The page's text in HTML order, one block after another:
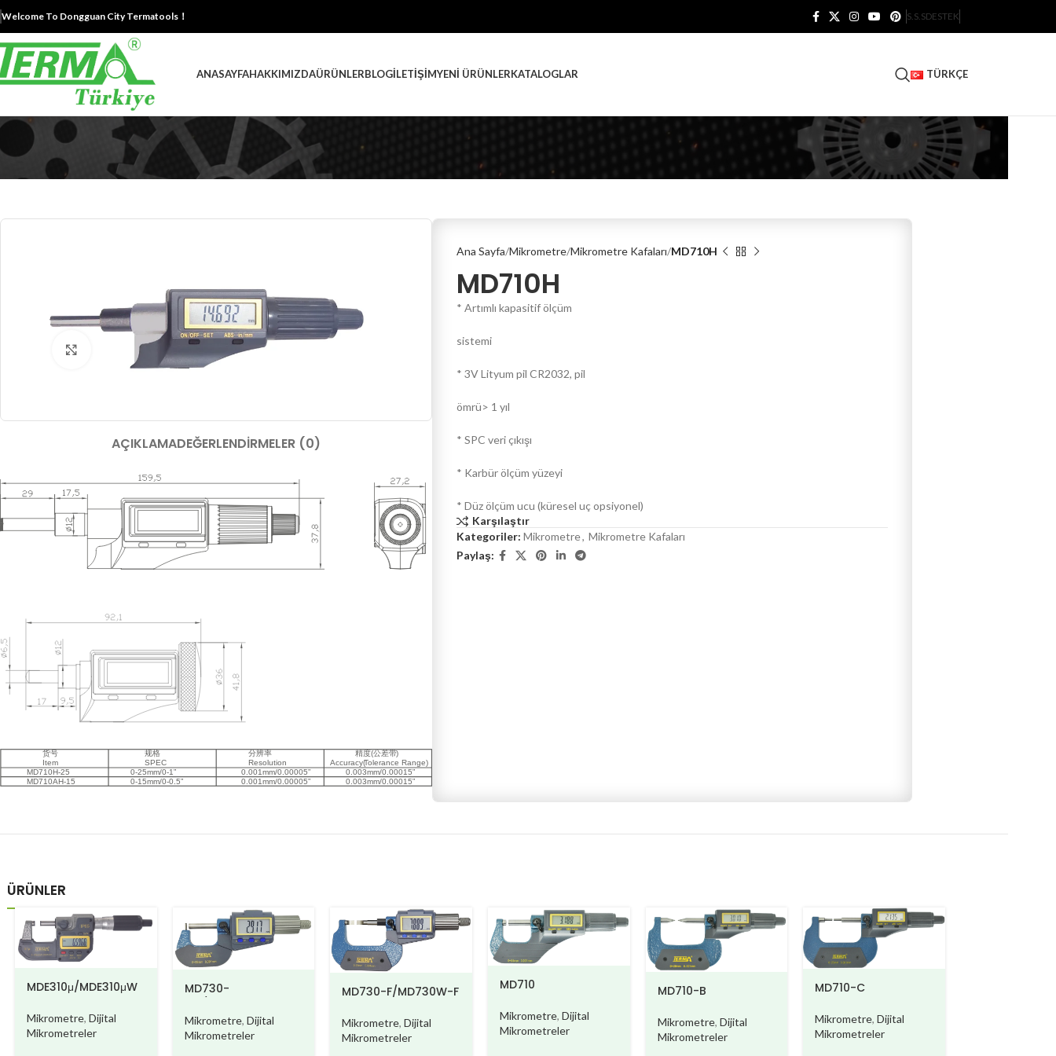
Welcome To Dongguan City Termatools！ S.S.SDESTEK
ANASAYFAHAKKIMIZDAÜRÜNLERBLOGİLETIŞIMYENI ÜRÜNLERKATALOGLAR TÜRKÇE
Büyütmek için tıklayın
AÇIKLAMADEĞERLENDIRMELER (0)
Ana Sayfa Mikrometre Mikrometre Kafaları MD710H
MD710H
* Artımlı kapasitif ölçüm
sistemi
* 3V Lityum pil CR2032, pil
ömrü> 1 yıl
* SPC veri çıkışı
* Karbür ölçüm yüzeyi
* Düz ölçüm ucu (küresel uç opsiyonel)
Karşılaştır
Kategoriler: Mikrometre, Mikrometre Kafaları
Paylaş:
ÜRÜNLER
MDE310μ/MDE310μW
Mikrometre,Dijital
Mikrometreler
MD730-
Mikrometre, Dijital
Mikrometreler
MD730-F/MD730W-F
Mikrometre,Dijital
Mikrometreler
MD710
Mikrometre, Dijital
Mikrometreler
MD710-B
Mikrometre, Dijital
Mikrometreler
MD710-C
Mikrometre,Dijital
Mikrometreler